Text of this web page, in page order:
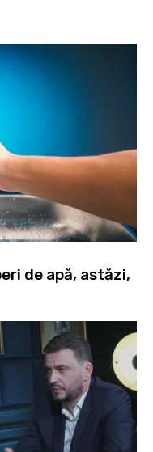
de apă, astăzi,